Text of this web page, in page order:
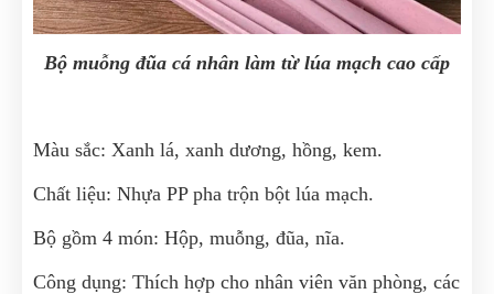
Bộ muỗng đũa cá nhân làm từ lúa mạch cao cấp
Màu sắc: Xanh lá, xanh dương, hồng, kem.
Chất liệu: Nhựa PP pha trộn bột lúa mạch.
Bộ gồm 4 món: Hộp, muỗng, đũa, nĩa.
Công dụng: Thích hợp cho nhân viên văn phòng, các